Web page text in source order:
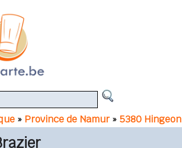
» Province de Namur» 5380 Hingeon